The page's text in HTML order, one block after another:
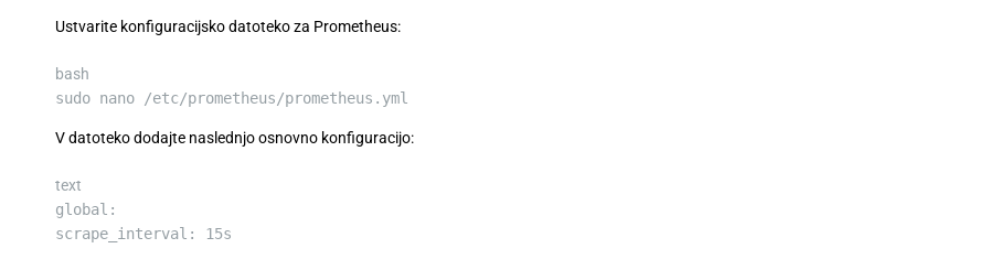
Ustvarite konfiguracijsko datoteko za Prometheus:
bash
sudo nano /etc/prometheus/prometheus.yml
V datoteko dodajte naslednjo osnovno konfiguracijo:
text
global:
scrape_interval: 15s